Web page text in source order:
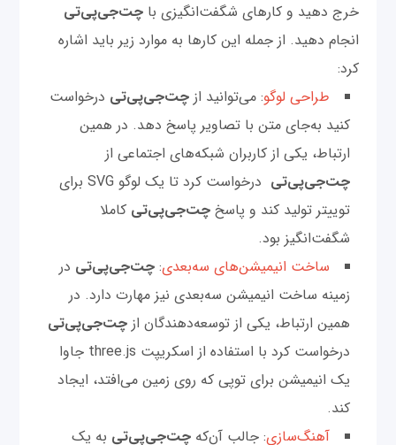
خرج دهید و کارهای شگفت‌انگیزی باچت‌‌جی‌پی‌تی
انجام دهید. از جمله این کارها به موارد زیر باید اشاره
کرد:
طراحی لوگو: می‌توانید ازچت‌‌جی‌پی‌تی درخواست
کنید به‌‌جای متن با تصاویر پاسخ دهد. در همین
ارتباط، یکی از کاربران شبکه‌های اجتماعی از
چت‌‌جی‌پی‌تی
درخواست کرد تا یک لوگو SVG برای
توییتر تولید کند و پاسخچت‌‌جی‌پی‌تیکاملا
شگفت‌انگیز بود.
ساخت انیمیشن‌های سه‌بعدی:چت‌‌جی‌پی‌تی در
زمینه ساخت انیمیشن سه‌بعدی نیز مهارت دارد. در
همین ارتباط، یکی از توسعه‌دهندگان ازچت‌‌جی‌پی‌تی
درخواست کرد با استفاده از اسکریپت three.js جاوا
یک انیمیشن برای توپی که روی زمین می‌افتد، ایجاد
کند.
آهنگ‌سازی: جالب آن‌کهچت‌‌جی‌پی‌تی به یک